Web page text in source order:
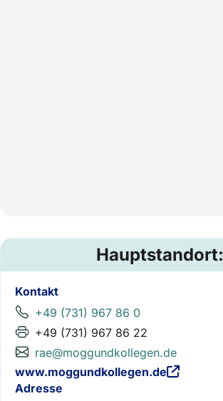
Hauptstandort:
Kontakt
+49 (731) 967 86 0
+49 (731) 967 86 22
rae@moggundkollegen.de
www.moggundkollegen.de
Adresse